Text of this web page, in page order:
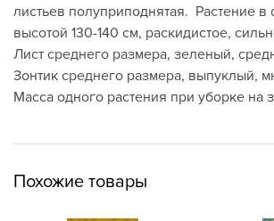
листьев полуприподнятая. Растение в
высотой 130-140 см, раскидистое,
Лист среднего размера, зеленый,
Зонтик среднего размера, выпуклый,
Масса одного растения при уборке на
Похожие товары